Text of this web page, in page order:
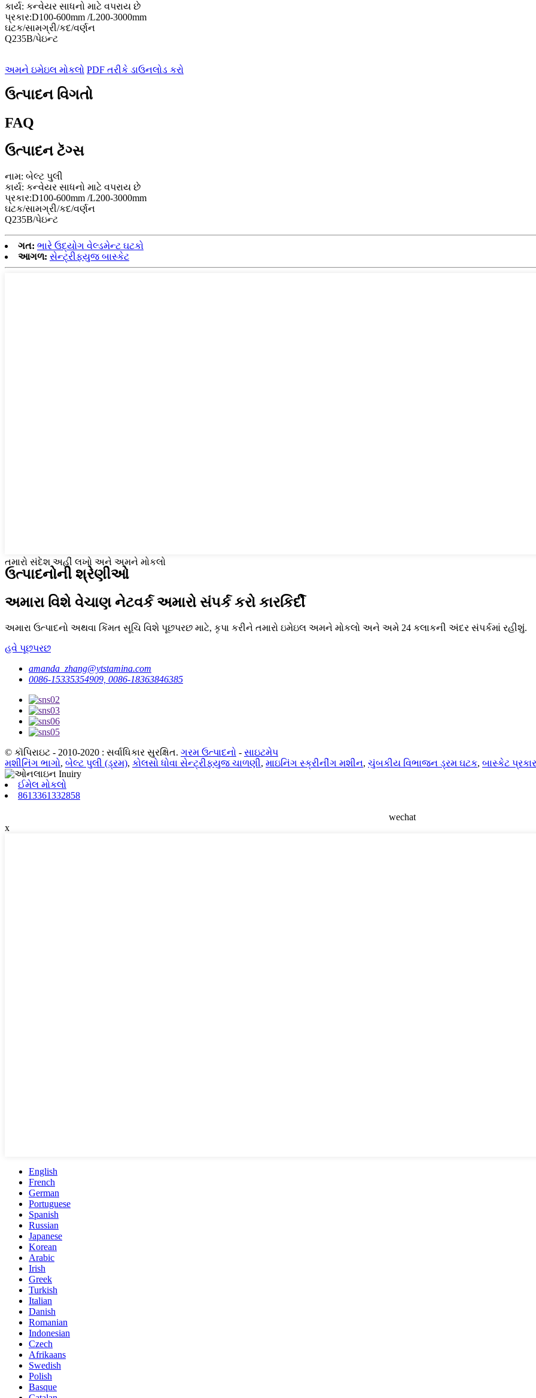
કાર્ય: કન્વેયર સાધનો માટે વપરાય છે
પ્રકાર:D100-600mm /L200-3000mm
ઘટક/સામગ્રી/કદ/વર્ણન
Q235B/પેઇન્ટ
અમને ઇમેઇલ મોકલો PDF તરીકે ડાઉનલોડ કરો
ઉત્પાદન વિગતો
FAQ
ઉત્પાદન ટૅગ્સ
નામ: બેલ્ટ પુલી
કાર્ય: કન્વેયર સાધનો માટે વપરાય છે
પ્રકાર:D100-600mm /L200-3000mm
ઘટક/સામગ્રી/કદ/વર્ણન
Q235B/પેઇન્ટ
ગત: ભારે ઉદ્યોગ વેલ્ડમેન્ટ ઘટકો
આગળ: સેન્ટ્રીફ્યુજ બાસ્કેટ
તમારો સંદેશ અહીં લખો અને અમને મોકલો
ઉત્પાદનોની શ્રેણીઓ
અમારા વિશે વેચાણ નેટવર્ક અમારો સંપર્ક કરો કારકિર્દી
અમારા ઉત્પાદનો અથવા કિંમત સૂચિ વિશે પૂછપરછ માટે, કૃપા કરીને તમારો ઇમેઇલ અમને મોકલો અને અમે 24 કલાકની અંદર સંપર્કમાં રહીશું.
હવે પૂછપરછ
amanda_zhang@ytstamina.com
0086-15335354909, 0086-18363846385
© કૉપિરાઇટ - 2010-2020 : સર્વાધિકાર સુરક્ષિત. ગરમ ઉત્પાદનો - સાઇટમેપ
મશીનિંગ ભાગો, બેલ્ટ પુલી (ડ્રમ), કોલસો ધોવા સેન્ટ્રીફ્યુજ ચાળણી, માઇનિંગ સ્ક્રીનીંગ મશીન, ચુંબકીય વિભાજન ડ્રમ ઘટક, બાસ્કેટ
ઈમેલ મોકલો
8613361332858
wechat
x
English
French
German
Portuguese
Spanish
Russian
Japanese
Korean
Arabic
Irish
Greek
Turkish
Italian
Danish
Romanian
Indonesian
Czech
Afrikaans
Swedish
Polish
Basque